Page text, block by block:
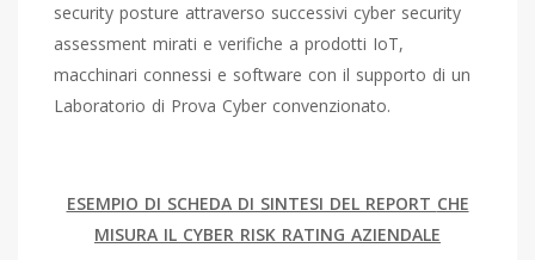
security posture attraverso successivi cyber security
assessment mirati e verifiche a prodotti IoT,
macchinari connessi e software con il supporto di un
Laboratorio di Prova Cyber convenzionato.
ESEMPIO DI SCHEDA DI SINTESI DEL REPORT CHE
MISURA IL CYBER RISK RATING AZIENDALE